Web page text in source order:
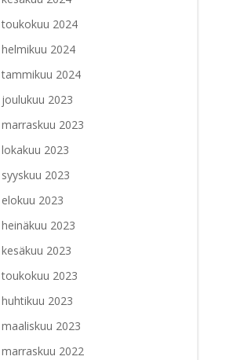
toukokuu 2024
helmikuu 2024
tammikuu 2024
joulukuu 2023
marraskuu 2023
lokakuu 2023
syyskuu 2023
elokuu 2023
heinäkuu 2023
kesäkuu 2023
toukokuu 2023
huhtikuu 2023
maaliskuu 2023
marraskuu 2022